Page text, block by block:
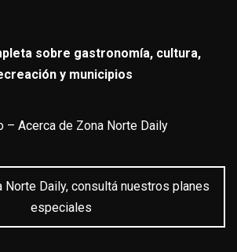
sobre gastronomía, cultura,
y municipios
– Acerca de Zona Norte Daily
Norte Daily, consultá nuestros planes
especiales